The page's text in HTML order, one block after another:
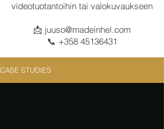
videotuotantoihin tai valokuvaukseen
📩 juuso@madeinhel.com
📞 +358 45136431
CASE STUDIES